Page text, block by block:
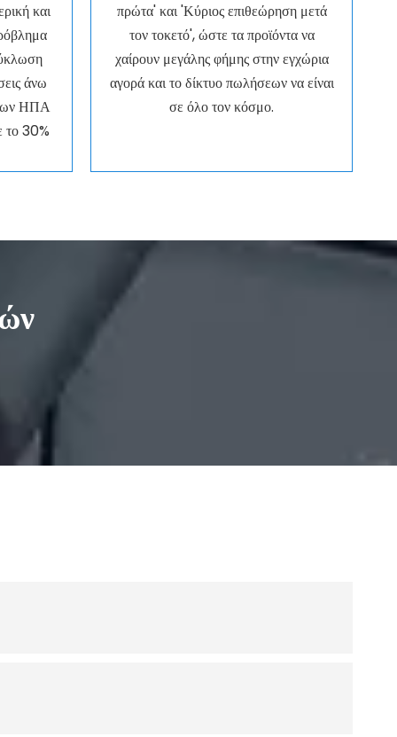
και
άνω
ΗΠΑ
το 30%
πρώτα' και 'Κύριος επιθεώρηση μετά
τον τοκετό', ώστε τα προϊόντα να
χαίρουν μεγάλης φήμης στην εγχώρια
αγορά και το δίκτυο πωλήσεων να είναι
σε όλο τον κόσμο.